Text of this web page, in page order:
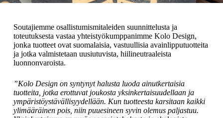
Soutajiemme osallistumismitaleiden suunnittelusta ja
toteutuksesta vastaa yhteistyökumppanimme Kolo Design,
jonka tuotteet ovat suomalaisia, vastuullisia avainlipputuotteita
ja jotka valmistetaan uusiutuvista, hiilineutraaleista
luonnonvaroista.
”Kolo Design on syntynyt halusta luoda ainutkertaisia
tuotteita, jotka erottuvat joukosta yksinkertaisuudellaan ja
ympäristöystävällisyydellään. Kun tuotteesta karsitaan kaikki
ylimääräinen pois, niin puuesineen syvin olemus paljastuu.